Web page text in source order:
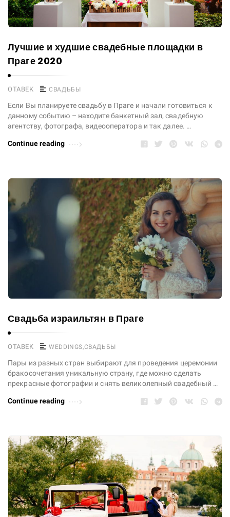
Лучшие и худшие свадебные площадки в
Праге 2020
OTABEK СВАДЬБЫ
Если Вы планируете свадьбу в Праге и начали готовиться к
данному событию – находите банкетный зал, свадебную
агентству, фотографа, видеооператора и так далее. …
Continue reading
Свадьба израильтян в Праге
OTABEK WEDDINGS СВАДЬБЫ
Пары из разных стран выбирают для проведения церемонии
бракосочетания уникальную страну, где можно сделать
прекрасные фотографии и снять великолепный свадебный …
Continue reading